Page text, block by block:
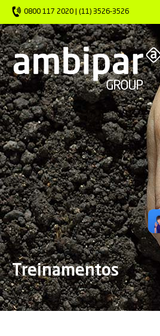
0800 117 2020 | (11) 3526-3526
Treinamentos